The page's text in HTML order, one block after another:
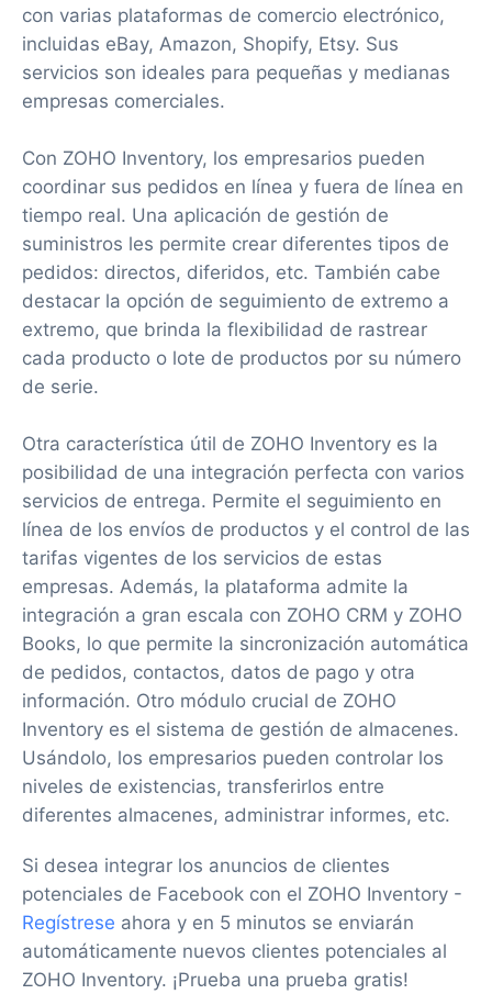
con varias plataformas de comercio electrónico,
incluidas eBay, Amazon, Shopify, Etsy. Sus
servicios son ideales para pequeñas y medianas
empresas comerciales.
Con ZOHO Inventory, los empresarios pueden
coordinar sus pedidos en línea y fuera de línea en
tiempo real. Una aplicación de gestión de
suministros les permite crear diferentes tipos de
pedidos: directos, diferidos, etc. También cabe
destacar la opción de seguimiento de extremo a
extremo, que brinda la flexibilidad de rastrear
cada producto o lote de productos por su número
de serie.
Otra característica útil de ZOHO Inventory es la
posibilidad de una integración perfecta con varios
servicios de entrega. Permite el seguimiento en
línea de los envíos de productos y el control de las
tarifas vigentes de los servicios de estas
empresas. Además, la plataforma admite la
integración a gran escala con ZOHO CRM y ZOHO
Books, lo que permite la sincronización automática
de pedidos, contactos, datos de pago y otra
información. Otro módulo crucial de ZOHO
Inventory es el sistema de gestión de almacenes.
Usándolo, los empresarios pueden controlar los
niveles de existencias, transferirlos entre
diferentes almacenes, administrar informes, etc.
Si desea integrar los anuncios de clientes
potenciales de Facebook con el ZOHO Inventory -
Regístrese ahora y en 5 minutos se enviarán
automáticamente nuevos clientes potenciales al
ZOHO Inventory. ¡Prueba una prueba gratis!